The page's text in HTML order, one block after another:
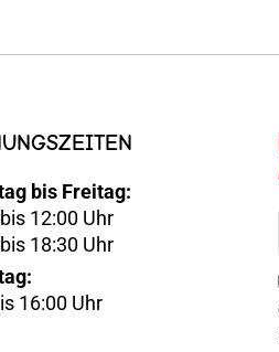
bis Freitag:
12:00 Uhr
18:30 Uhr
16:00 Uhr